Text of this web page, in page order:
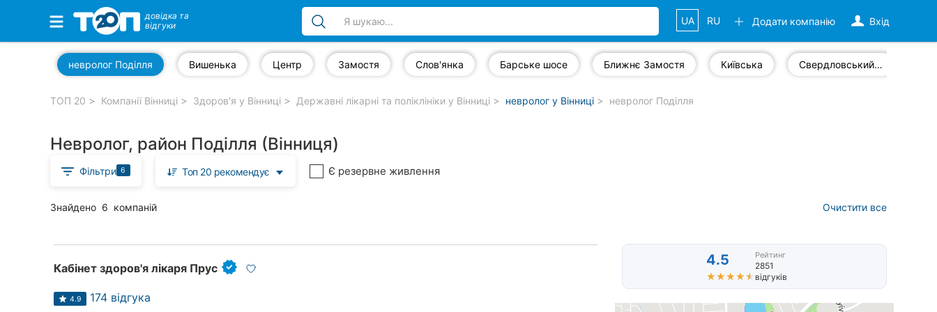
Обрані компанії
Стоматології
Ветеринарні клініки
Приватні клініки
Ресторани
Всі рубрики
довідка та
відгуки
Вхід
Додати компанію
UA RU
невролог Поділля Вишенька Центр Замостя Слов'янка Барське шосе Ближнє Замостя Київська Свердловський масив
ТОП 20 Компанії Вінниці Здоров'я у Вінниці Державні лікарні та поліклініки у Вінниці невролог у Вінниці невролог Поділля
Невролог, район Поділля (Вінниця)
Фільтри 6 Топ 20 рекомендує Є резервне живлення
Знайдено 6 компаній Очистити все
Кабінет здоров'я лікаря Прус
4.9 174 відгука
4.5
★★★★★
★★★★★
Рейтинг
2851
відгуків